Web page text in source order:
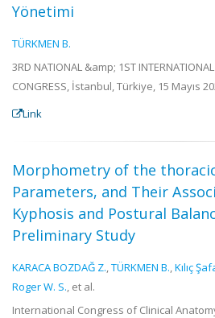
Yönetimi
TÜRKMEN B.
3RD NATIONAL &amp; 1ST
CONGRESS, İstanbul, Türkiye, 15 Mayıs
Link
Morphometry of the
Parameters, and Their
Kyphosis and Postural
Preliminary Study
KARACA BOZDAĞ Z.,TÜRKMEN B.,Kılıç
Roger W. S., et al.
International Congress of Clinical